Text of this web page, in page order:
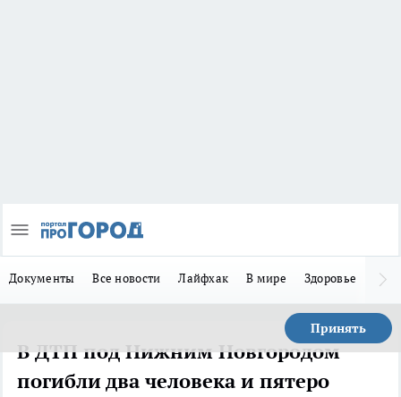
Документы Все новости Лайфхак В мире Здоровье
Принять
В ДТП под Нижним Новгородом
погибли два человека и пятеро